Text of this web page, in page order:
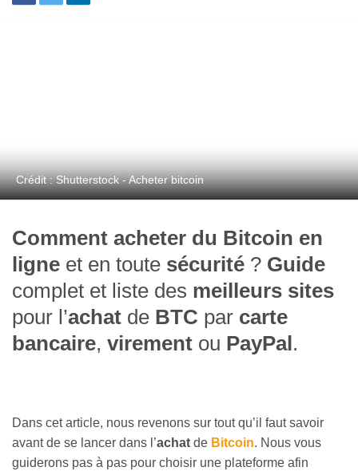
Crédit : Shutterstock - Acheter bitcoin
Comment acheter du Bitcoin en
ligne et en toute sécurité ? Guide
complet et liste des meilleurs sites
pour l’achat de BTC par carte
bancaire, virement ou PayPal .
Dans cet article, nous revenons sur tout qu’il faut savoir
avant de se lancer dans l’achat de Bitcoin. Nous vous
guiderons pas à pas pour choisir une plateforme afin